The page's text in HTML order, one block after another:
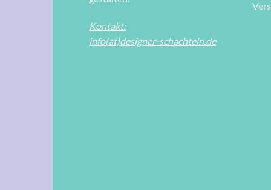
Kontakt:
info(at)designer-schachteln.de